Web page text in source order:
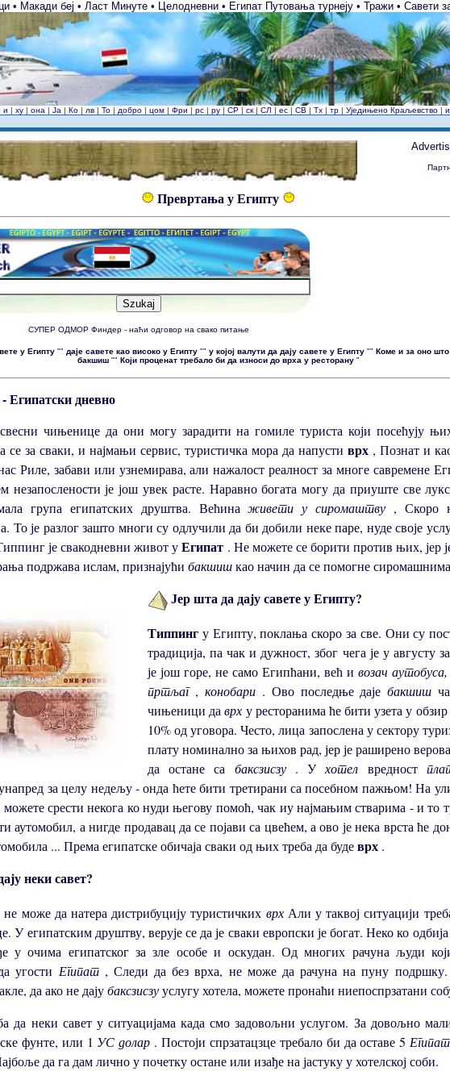
• Макади беј • Ласт Минуте • Целодневни • Египат Путовања турнеју • Тражи • Савети
и | ху | она | Ја | Ко | лв | То | добро | цом | Фри | рс | ру | СР | ск | СЛ | ес | СВ | Тх | тр | Уједињено Краљевство |
Превртања у Египту
СУПЕР ОДМОР Финдер - наћи одговор на свако питање
у Египту "" даје савете као високо у Египту "" у којој валути да дају савете у Египту "" Коме и за оно
бакшиш "" Који проценат требало би да износи до врха у ресторану "
Египатски дневно
чињенице да они могу зарадити на гомиле туриста који посећују
се за сваки, и најмањи сервис, туристичка мора да напусти врх , Познат и
Риле, забави или узнемирава, али нажалост реалност за многе савремене
незапослености је још увек расте. Наравно богата могу да приуште све
група египатских друштва. Већинаживети у сиромаштву , Скоро
То је разлог зашто многи су одлучили да би добили неке паре, нуде своје
је свакодневни живот уЕгипат . Не можете се борити против њих, јер
подржава ислам, признајући бакшишкао начин да се помогне
Јер шта да дају савете у Египту?
Типпинг у Египту, поклања скоро за све. Они су
традиција, па чак и дужност, због чега је у августу
је још горе, не само Египћани, већ и возач аутобуса,
пртљаг , конобари . Ово последње дајебакшиш
чињеници даврх у ресторанима ће бити узета у
10% од уговора. Често, лица запослена у сектору
плату номинално за њихов рад, јер је раширено
да остане са баксзисзу . Ухотел вредност
за целу недељу - онда ћете бити третирани са посебном пажњом! На
можете срести некога ко нуди његову помоћ, чак иу најмањим стварима - и то
аутомобил, а нигде продавац да се појави са цвећем, а ово је нека врста ће
... Према египатске обичаја сваки од њих треба да будеврх .
неки савет?
може да натера дистрибуцију туристичких врх Али у таквој ситуацији
У египатским друштву, верује се да је сваки европски је богат. Неко ко
у очима египатског за зле особе и оскудан. Од многих рачуна људи
угости Египат , Следи да без врха, не може да рачуна на пуну подршку.
да ако не дајубаксзисзууслугу хотела, можете пронаћи ниепоспрзатани
да неки савет у ситуацијама када смо задовољни услугом. За довољно
фунте, или 1 УС долар . Постоји спрзатацзце требало би да оставе 5
да га дам лично у почетку остане или изађе на јастуку у хотелској соби.